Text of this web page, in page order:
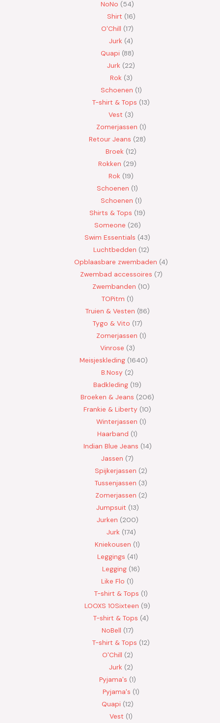
NoNo
54
Shirt 16
O'Chill 17
Jurk 4
Quapi 88
Jurk 22
Rok 3
Schoenen 1
T-shirt & Tops 13
Vest
3
Zomerjassen 1
Retour Jeans
28
Broek 12
Rokken
29
Rok 19
Schoenen 1
Schoenen 1
Shirts & Tops 19
Someone 26
Swim Essentials 43
Luchtbedden 12
Opblaasbare zwembaden 4
Zwembad accessoires 7
Zwembanden 10
TOPitm 1
Truien & Vesten 86
Tygo & Vito 17
Zomerjassen 1
Vinrose 3
Meisjeskleding 1640
B.Nosy
2
Badkleding 19
Broeken & Jeans
206
Frankie & Liberty 10
Winterjassen 1
Haarband 1
Indian Blue Jeans 14
Jassen 7
Spijkerjassen
2
Tussenjassen
3
Zomerjassen 2
Jumpsuit 13
Jurken 200
Jurk 174
Kniekousen 1
Leggings 41
Legging 16
Like Flo 1
T-shirt & Tops 1
LOOXS 10Sixteen
9
T-shirt & Tops 4
NoBell 17
T-shirt & Tops 12
O'Chill 2
Jurk 2
Pyjama's 1
Pyjama's 1
Quapi 12
Vest 1